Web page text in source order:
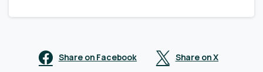
Share on Facebook Share on X